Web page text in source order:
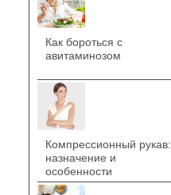
Как бороться с
авитаминозом
Компрессионный рукав:
назначение и
особенности